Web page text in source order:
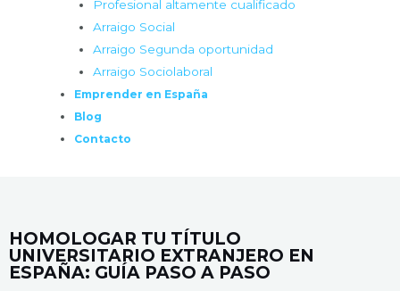
Profesional altamente cualificado
Arraigo Social
Arraigo Segunda oportunidad
Arraigo Sociolaboral
Emprender en España
Blog
Contacto
HOMOLOGAR TU TÍTULO
UNIVERSITARIO EXTRANJERO EN
ESPAÑA: GUÍA PASO A PASO